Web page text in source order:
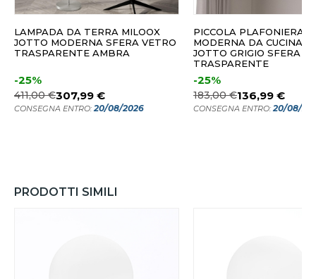
LAMPADA DA TERRA MILOOX
JOTTO MODERNA SFERA VETRO
TRASPARENTE AMBRA
-25%
411,00 €307,99 €
CONSEGNA ENTRO: 20/08/2026
PICCOLA PLAFONIERA
MODERNA DA CUCINA
JOTTO GRIGIO SFERA
TRASPARENTE
-25%
183,00 €136,99 €
CONSEGNA ENTRO: 20/08/
PRODOTTI SIMILI